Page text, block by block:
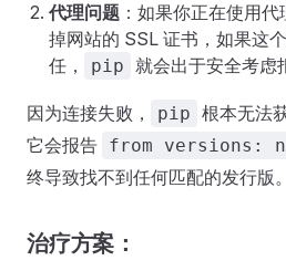
代理问题 ：如果你正在使用
掉网站的 SSL 证书，如果这
任，
pip 就会出于安全考虑
因为连接失败， pip 根本无法
它会报告 from versions:
终导致找不到任何匹配的发行版。
治疗方案：